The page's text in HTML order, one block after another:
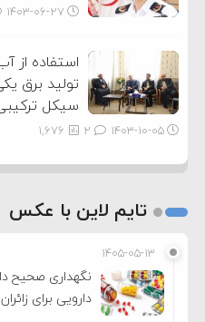
۱۴۰۳-۰۶-۲۷
استفاده از
تولید برق
سیکل
۱۴۰۳-۱۰-۰۵ 1,676
تایم لاین با عکس
۱۴۰۵-۰۵-۱۳
نگهداری صحیح
دارویی برای